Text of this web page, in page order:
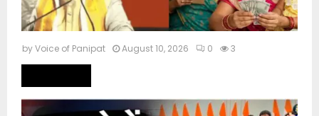
byVoice of Panipat August 10, 2026 0 3